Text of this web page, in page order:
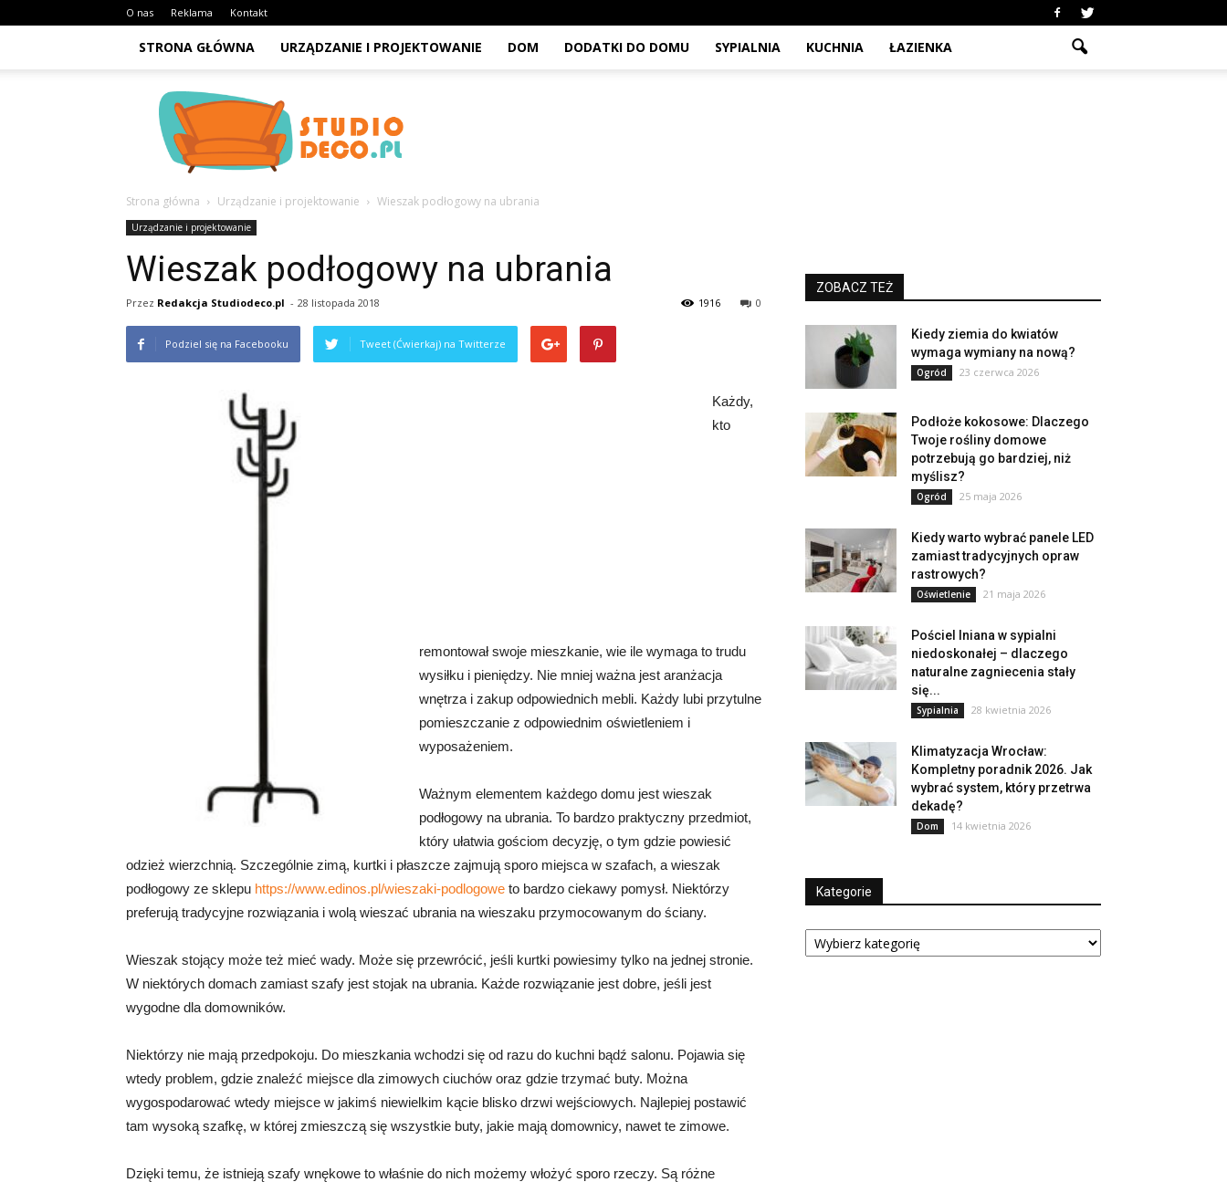
O nas Reklama Kontakt
STRONA GŁÓWNA URZĄDZANIE I PROJEKTOWANIE DOM DODATKI DO DOMU SYPIALNIA KUCHNIA ŁAZIENKA
StudioDeco.pl
Strona główna Urządzanie i projektowanie Wieszak podłogowy na ubrania
Urządzanie i projektowanie
Wieszak podłogowy na ubrania
Przez Redakcja Studiodeco.pl - 28 listopada 2018 0
1916
Podziel się na Facebooku Tweet (Ćwierkaj) na Twitterze
Każdy,
kto
remontował swoje mieszkanie, wie ile wymaga to trudu
wysiłku i pieniędzy. Nie mniej ważna jest aranżacja
wnętrza i zakup odpowiednich mebli. Każdy lubi przytulne
pomieszczanie z odpowiednim oświetleniem i
wyposażeniem.
Ważnym elementem każdego domu jest wieszak
podłogowy na ubrania. To bardzo praktyczny przedmiot,
który ułatwia gościom decyzję, o tym gdzie powiesić
odzież wierzchnią. Szczególnie zimą, kurtki i płaszcze zajmują sporo miejsca w szafach, a wieszak
podłogowy ze sklepu https://www.edinos.pl/wieszaki-podlogowe to bardzo ciekawy pomysł. Niektórzy
preferują tradycyjne rozwiązania i wolą wieszać ubrania na wieszaku przymocowanym do ściany.
Wieszak stojący może też mieć wady. Może się przewrócić, jeśli kurtki powiesimy tylko na jednej stronie.
W niektórych domach zamiast szafy jest stojak na ubrania. Każde rozwiązanie jest dobre, jeśli jest
wygodne dla domowników.
Niektórzy nie mają przedpokoju. Do mieszkania wchodzi się od razu do kuchni bądź salonu. Pojawia się
wtedy problem, gdzie znaleźć miejsce dla zimowych ciuchów oraz gdzie trzymać buty. Można
wygospodarować wtedy miejsce w jakimś niewielkim kącie blisko drzwi wejściowych. Najlepiej postawić
tam wysoką szafkę, w której zmieszczą się wszystkie buty, jakie mają domownicy, nawet te zimowe.
Dzięki temu, że istnieją szafy wnękowe to właśnie do nich możemy włożyć sporo rzeczy. Są różne
ZOBACZ TEŻ
Kiedy ziemia do kwiatów
wymaga wymiany na nową?
Ogród 23 czerwca 2026
Podłoże kokosowe: Dlaczego
Twoje rośliny domowe
potrzebują go bardziej, niż
myślisz?
Ogród 25 maja 2026
Kiedy warto wybrać panele LED
zamiast tradycyjnych opraw
rastrowych?
Oświetlenie 21 maja 2026
Pościel lniana w sypialni
niedoskonałej – dlaczego
naturalne zagniecenia stały
się...
Sypialnia 28 kwietnia 2026
Klimatyzacja Wrocław:
Kompletny poradnik 2026. Jak
wybrać system, który przetrwa
dekadę?
Dom 14 kwietnia 2026
Kategorie
Kategorie